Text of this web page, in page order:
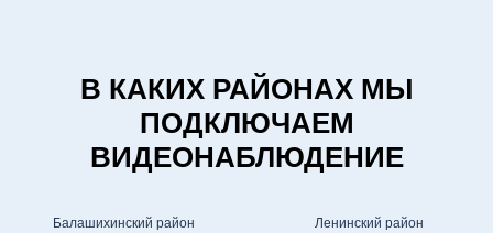
В КАКИХ РАЙОНАХ МЫ
ПОДКЛЮЧАЕМ
ВИДЕОНАБЛЮДЕНИЕ
Балашихинский район
Ленинский район